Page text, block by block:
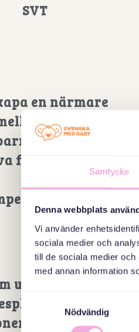
Samtycke
Denna webbplats
Vi använder
sociala medier och
till de sociala medier
med annan information
Samtyckesval
Nödvändig
SVT
en närmare
en pappa och
kan leda till
förändringar"
Nyheter
unika metoder och
skapar de
mellan föräldrar